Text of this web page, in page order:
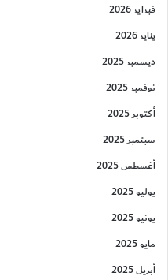
فبراير 2026
يناير 2026
ديسمبر 2025
نوفمبر 2025
أكتوبر 2025
سبتمبر 2025
أغسطس 2025
يوليو 2025
يونيو 2025
مايو 2025
أبريل 2025